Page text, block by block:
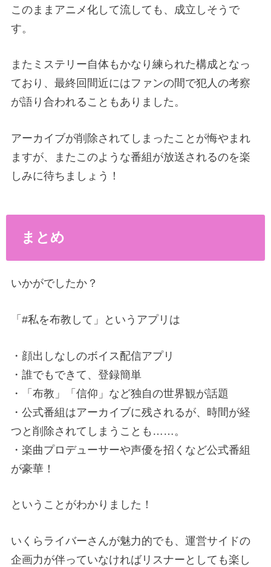
このままアニメ化して流しても、成立しそうで
す。
またミステリー自体もかなり練られた構成となっ
ており、最終回間近にはファンの間で犯人の考察
が語り合われることもありました。
アーカイブが削除されてしまったことが悔やまれ
ますが、またこのような番組が放送されるのを楽
しみに待ちましょう！
まとめ
いかがでしたか？
「#私を布教して」というアプリは
・顔出しなしのボイス配信アプリ
・誰でもできて、登録簡単
・「布教」「信仰」など独自の世界観が話題
・公式番組はアーカイブに残されるが、時間が経
つと削除されてしまうことも……。
・楽曲プロデューサーや声優を招くなど公式番組
が豪華！
ということがわかりました！
いくらライバーさんが魅力的でも、運営サイドの
企画力が伴っていなければリスナーとしても楽し